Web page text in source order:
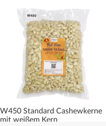
W450 Standard Cashewkerne
mit weißem Kern